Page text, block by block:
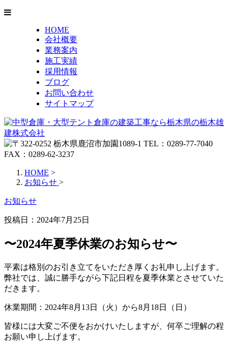
HOME
会社概要
業務案内
施工実績
採用情報
ブログ
お問い合わせ
サイトマップ
HOME >
お知らせ >
お知らせ
投稿日：2024年7月25日
〜2024年夏季休業のお知らせ〜
平素は格別のお引き立てをいただき厚くお礼申し上げます。
弊社では、誠に勝手ながら下記日程を夏季休業とさせていた
だきます。
休業期間：2024年8月13日（火）から8月18日（日）
皆様には大変ご不便をおかけいたしますが、何卒ご理解の程
お願い申し上げます。